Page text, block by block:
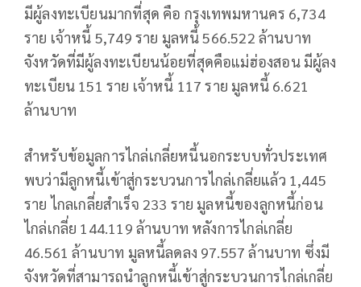
มีผู้ลงทะเบียนมากที่สุด คือ กรุงเทพมหานคร 6,734
ราย เจ้าหนี้ 5,749 ราย มูลหนี้ 566.522 ล้านบาท
จังหวัดที่มีผู้ลงทะเบียนน้อยที่สุดคือแม่ฮ่องสอน มีผู้ลง
ทะเบียน 151 ราย เจ้าหนี้ 117 ราย มูลหนี้ 6.621
ล้านบาท
สำหรับข้อมูลการไกล่เกลี่ยหนี้นอกระบบทั่วประเทศ
พบว่ามีลูกหนี้เข้าสู่กระบวนการไกล่เกลี่ยแล้ว 1,445
ราย ไกลเกลี่ยสำเร็จ 233 ราย มูลหนี้ของลูกหนี้ก่อน
ไกล่เกลี่ย 144.119 ล้านบาท หลังการไกล่เกลี่ย
46.561 ล้านบาท มูลหนี้ลดลง 97.557 ล้านบาท ซึ่งมี
จังหวัดที่สามารถนำลูกหนี้เข้าสู่กระบวนการไกล่เกลี่ย